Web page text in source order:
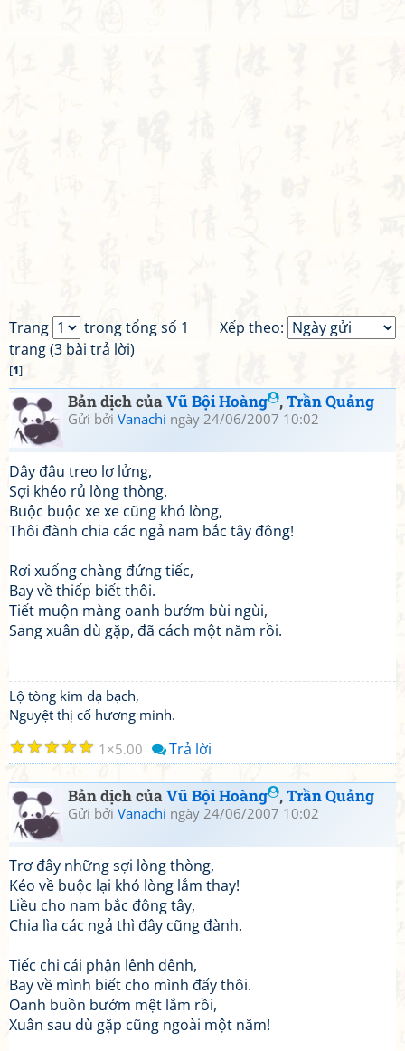
Xếp theo:
Trang
trong tổng số 1
trang (3 bài trả lời)
[1]
Bản dịch củaVũ Bội Hoàng ,Trần Quảng
Gửi bởi Vanachi ngày 24/06/2007 10:02
Dây đâu treo lơ lửng,
Sợi khéo rủ lòng thòng.
Buộc buộc xe xe cũng khó lòng,
Thôi đành chia các ngả nam bắc tây đông!
Rơi xuống chàng đứng tiếc,
Bay về thiếp biết thôi.
Tiết muộn màng oanh bướm bùi ngùi,
Sang xuân dù gặp, đã cách một năm rồi.
Lộ tòng kim dạ bạch,
Nguyệt thị cố hương minh.
☆
☆
☆
☆
☆ 1 5.00 Trả lời
Bản dịch củaVũ Bội Hoàng ,Trần Quảng
Gửi bởi Vanachi ngày 24/06/2007 10:02
Trơ đây những sợi lòng thòng,
Kéo về buộc lại khó lòng lắm thay!
Liều cho nam bắc đông tây,
Chia lìa các ngả thì đây cũng đành.
Tiếc chi cái phận lênh đênh,
Bay về mình biết cho mình đấy thôi.
Oanh buồn bướm mệt lắm rồi,
Xuân sau dù gặp cũng ngoài một năm!